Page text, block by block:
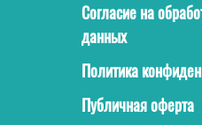
Согласие на
данных
Политика
Публичная оферта